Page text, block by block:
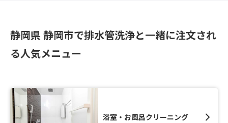
静岡県 静岡市で排水管洗浄と一緒に注文され
る人気メニュー
浴室・お風呂クリーニング